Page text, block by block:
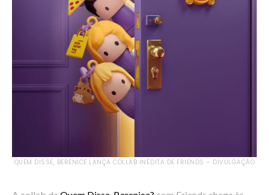
QUEM DISSE, BERENICE LANÇA COLLAB INÉDITA DE FRIENDS – DIVULGAÇÃO